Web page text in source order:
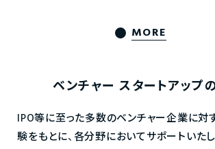
MORE
ベンチャー スタートアップ
IPO等に至った多数のベンチャー企業に対
験をもとに、各分野においてサポートいたし